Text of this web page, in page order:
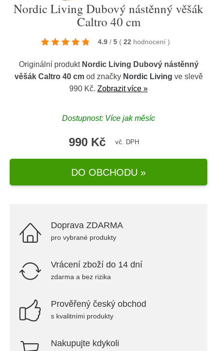
Nordic Living Dubový nástěnný věšák
Caltro 40 cm
4.9 / 5 ( 22 hodnocení )
Originální produkt Nordic Living Dubový nástěnný
věšák Caltro 40 cmod značky Nordic Living ve slevě
990 Kč. Zobrazit více »
Dostupnost: Více jak měsíc
990 Kč vč. DPH
DO OBCHODU »
Doprava ZDARMA
pro vybrané produkty
Vrácení zboží do 14 dní
zdarma a bez rizika
Prověřený český obchod
s kvalitními produkty
Nakupujte kdykoli